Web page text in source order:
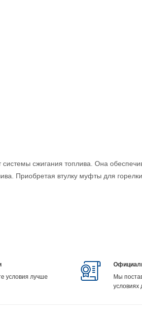
сжигания топлива. Она
Приобретая втулку муфты для
условия лучше
Мы
условиях